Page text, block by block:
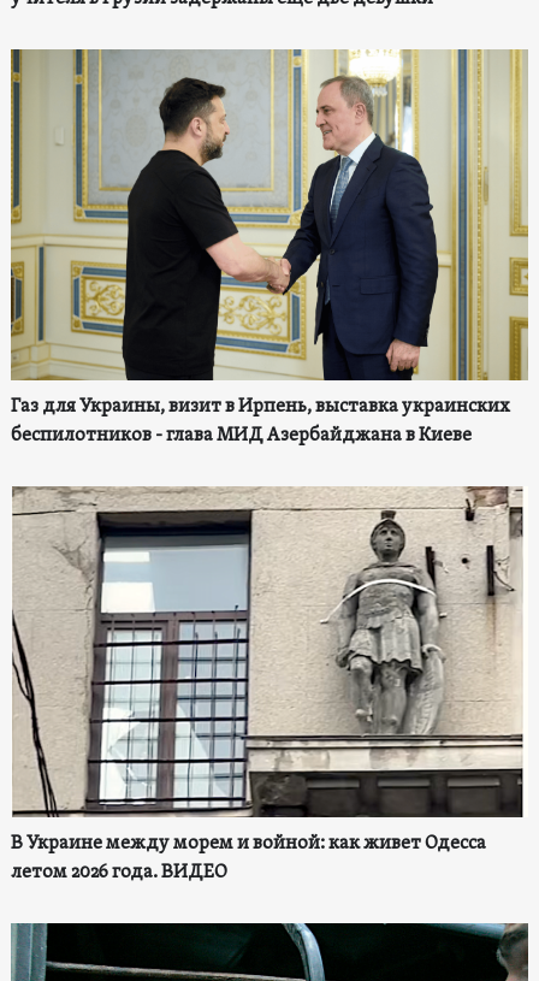
Газ для Украины, визит в Ирпень, выставка украинских
беспилотников - глава МИД Азербайджана в Киеве
В Украине между морем и войной: как живет Одесса
летом 2026 года. ВИДЕО